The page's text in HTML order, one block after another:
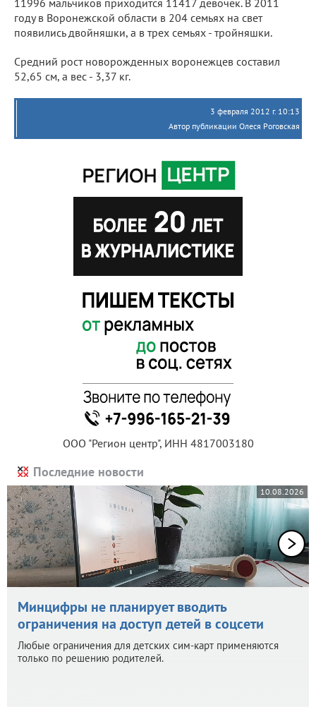
году в Воронежской области в 204 семьях на свет
появились двойняшки, а в трех семьях - тройняшки.
Средний рост новорожденных воронежцев составил
52,65 см, а вес - 3,37 кг.
3 февраля 2012 г. 10:13
Автор публикации Олеся Роговская
ООО "Регион центр", ИНН 4817003180
Последние новости
10.08.2026
Минцифры не планирует вводить
ограничения на доступ детей в соцсети
Любые ограничения для детских сим-карт применяются
только по решению родителей.